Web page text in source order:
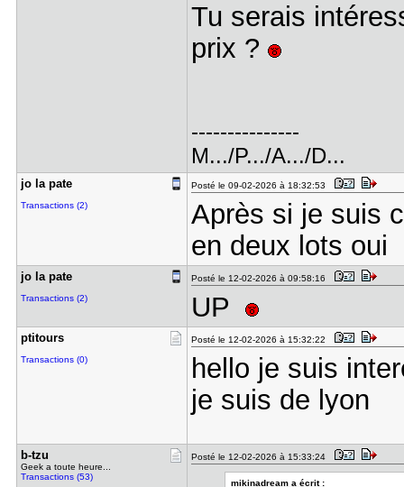
Tu serais
prix ?
---------------
M.../P.../A.../D...
jo la pate
Transactions (2)
Posté le 09-02-2026 à 18:32:53
Après si je suis
en deux lots oui
jo la pate
Transactions (2)
Posté le 12-02-2026 à 09:58:16
UP
ptitours
Transactions (0)
Posté le 12-02-2026 à 15:32:22
hello je suis
je suis de lyon
b-tzu
Geek a toute heure...
Transactions (53)
Posté le 12-02-2026 à 15:33:24
mikinadream a écrit :